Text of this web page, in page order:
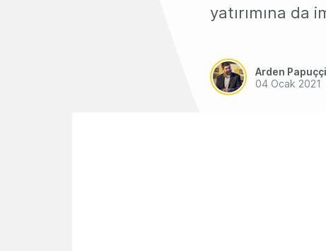
yatırımına da
Arden
04 Ocak 2021